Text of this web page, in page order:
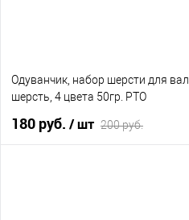
Одуванчик, набор шерсти для
шерсть, 4 цвета 50гр. РТО
180 руб. / шт 200 руб.